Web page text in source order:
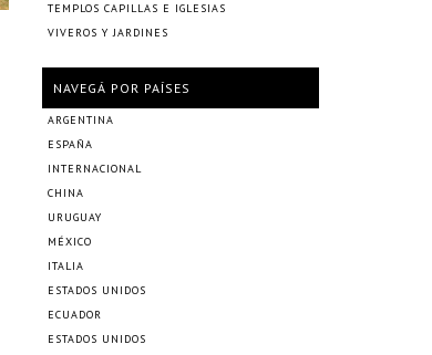
TEMPLOS CAPILLAS E IGLESIAS
VIVEROS Y JARDINES
NAVEGÁ POR PAÍSES
ARGENTINA
ESPAÑA
INTERNACIONAL
CHINA
URUGUAY
MÉXICO
ITALIA
ESTADOS UNIDOS
ECUADOR
ESTADOS UNIDOS